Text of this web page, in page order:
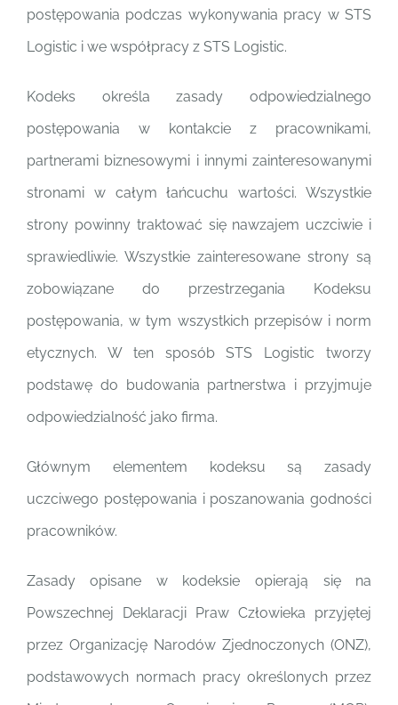
postępowania podczas wykonywania pracy w STS
Logistic i we współpracy z STS Logistic.
Kodeks określa zasady odpowiedzialnego
postępowania w kontakcie z pracownikami,
partnerami biznesowymi i innymi zainteresowanymi
stronami w całym łańcuchu wartości. Wszystkie
strony powinny traktować się nawzajem uczciwie i
sprawiedliwie. Wszystkie zainteresowane strony są
zobowiązane do przestrzegania Kodeksu
postępowania, w tym wszystkich przepisów i norm
etycznych. W ten sposób STS Logistic tworzy
podstawę do budowania partnerstwa i przyjmuje
odpowiedzialność jako firma.
Głównym elementem kodeksu są zasady
uczciwego postępowania i poszanowania godności
pracowników.
Zasady opisane w kodeksie opierają się na
Powszechnej Deklaracji Praw Człowieka przyjętej
przez Organizację Narodów Zjednoczonych (ONZ),
podstawowych normach pracy określonych przez